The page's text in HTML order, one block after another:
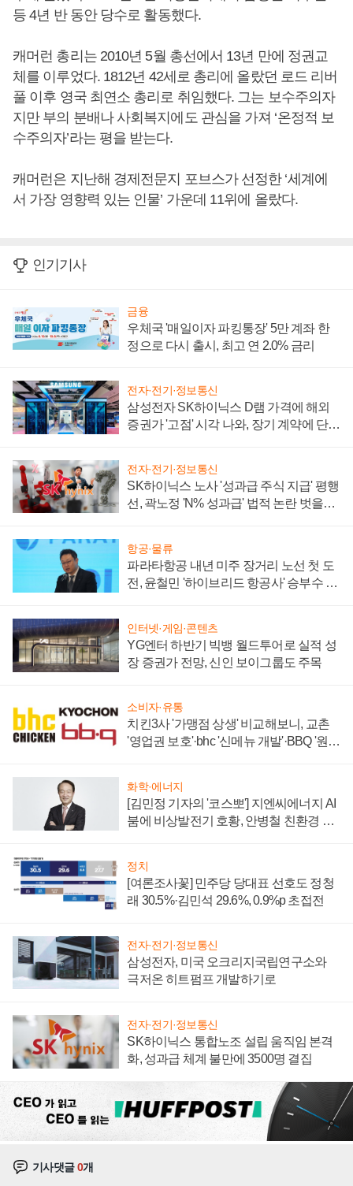
등 4년 반 동안 당수로 활동했다.
캐머런 총리는 2010년 5월 총선에서 13년 만에 정권교
체를 이루었다. 1812년 42세로 총리에 올랐던 로드 리버
풀 이후 영국 최연소 총리로 취임했다. 그는 보수주의자
지만 부의 분배나 사회복지에도 관심을 가져 ‘온정적 보
수주의자’라는 평을 받는다.
캐머런은 지난해 경제전문지 포브스가 선정한 ‘세계에
서 가장 영향력 있는 인물’ 가운데 11위에 올랐다.
인기기사
금융
우체국 '매일이자 파킹통장' 5만 계좌 한
정으로 다시 출시, 최고 연 2.0% 금리
전자·전기·정보통신
삼성전자 SK하이닉스 D램 가격에 해외
증권가 '고점' 시각 나와, 장기 계약에 단점
전자·전기·정보통신
SK하이닉스 노사 '성과급 주식 지급' 평행
선, 곽노정 'N% 성과급' 법적 논란 벗을지
항공·물류
파라타항공 내년 미주 장거리 노선 첫 도
전, 윤철민 '하이브리드 항공사' 승부수 통
인터넷·게임·콘텐츠
YG엔터 하반기 빅뱅 월드투어로 실적 성
장 증권가 전망, 신인 보이그룹도 주목
소비자·유통
치킨3사 '가맹점 상생' 비교해보니, 교촌
'영업권 보호'·bhc '신메뉴 개발'·BBQ '원가
화학·에너지
[김민정 기자의 '코스뽀'] 지엔씨에너지 AI
붐에 비상발전기 호황, 안병철 친환경 에
정치
[여론조사꽃] 민주당 당대표 선호도 정청
래 30.5%·김민석 29.6%, 0.9%p 초접전
전자·전기·정보통신
삼성전자, 미국 오크리지국립연구소와
극저온 히트펌프 개발하기로
전자·전기·정보통신
SK하이닉스 통합노조 설립 움직임 본격
화, 성과급 체계 불만에 3500명 결집
기사댓글0개